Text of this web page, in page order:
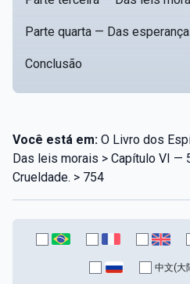
Parte quarta — Das
Conclusão
Você está em: O Livro dos
Das leis morais > Capítulo VI —
Crueldade. > 754
中文(大